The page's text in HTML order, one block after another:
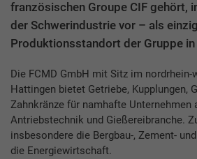
französischen Groupe CIF gehört,
der Schwerindustrie vor – als
Produktionsstandort der Gruppe
Die FCMD GmbH mit Sitz im
Hattingen bietet Getriebe, Kupplungen,
Zahnkränze für namhafte Unternehmen
Antriebstechnik und Gießereibranche.
insbesondere die Bergbau-, Zement-
die Energiewirtschaft.